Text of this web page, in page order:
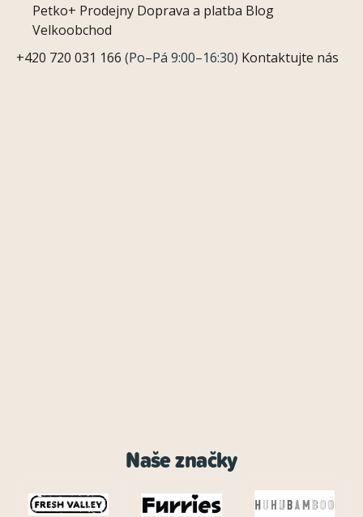
Petko+ Prodejny Doprava a platba Blog
Velkoobchod
+420 720 031 166 (Po–Pá 9:00–16:30) Kontaktujte nás
Naše značky